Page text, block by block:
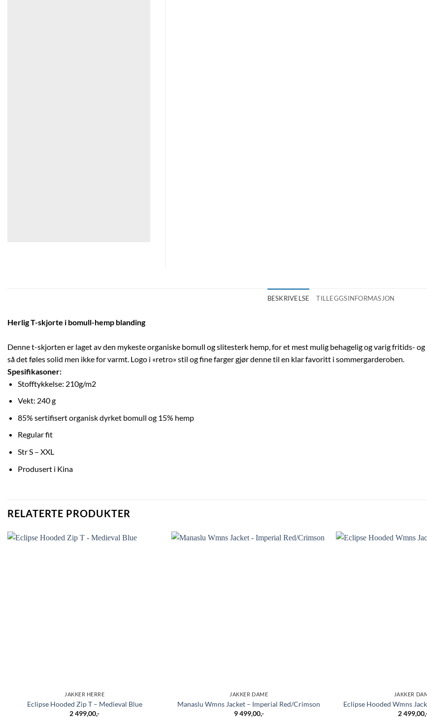
BESKRIVELSE TILLEGGSINFORMASJON
Herlig T-skjorte i bomull-hemp blanding
Denne t-skjorten er laget av den mykeste organiske bomull og slitesterk hemp, for et mest mulig behagelig og varig fritids-
så det føles solid men ikke for varmt. Logo i «retro» stil og fine farger gjør denne til en klar favoritt i sommergarderoben.
Spesifikasoner:
Stofftykkelse: 210g/m2
Vekt: 240 g
85% sertifisert organisk dyrket bomull og 15% hemp
Regular fit
Str S – XXL
Produsert i Kina
RELATERTE PRODUKTER
JAKKER HERRE
Eclipse Hooded Zip T – Medieval Blue
2 499,00,-
JAKKER DAME
Manaslu Wmns Jacket – Imperial Red/Crimson
9 499,00,-
JAKKER
Eclipse Hooded Wmns
2 499,00